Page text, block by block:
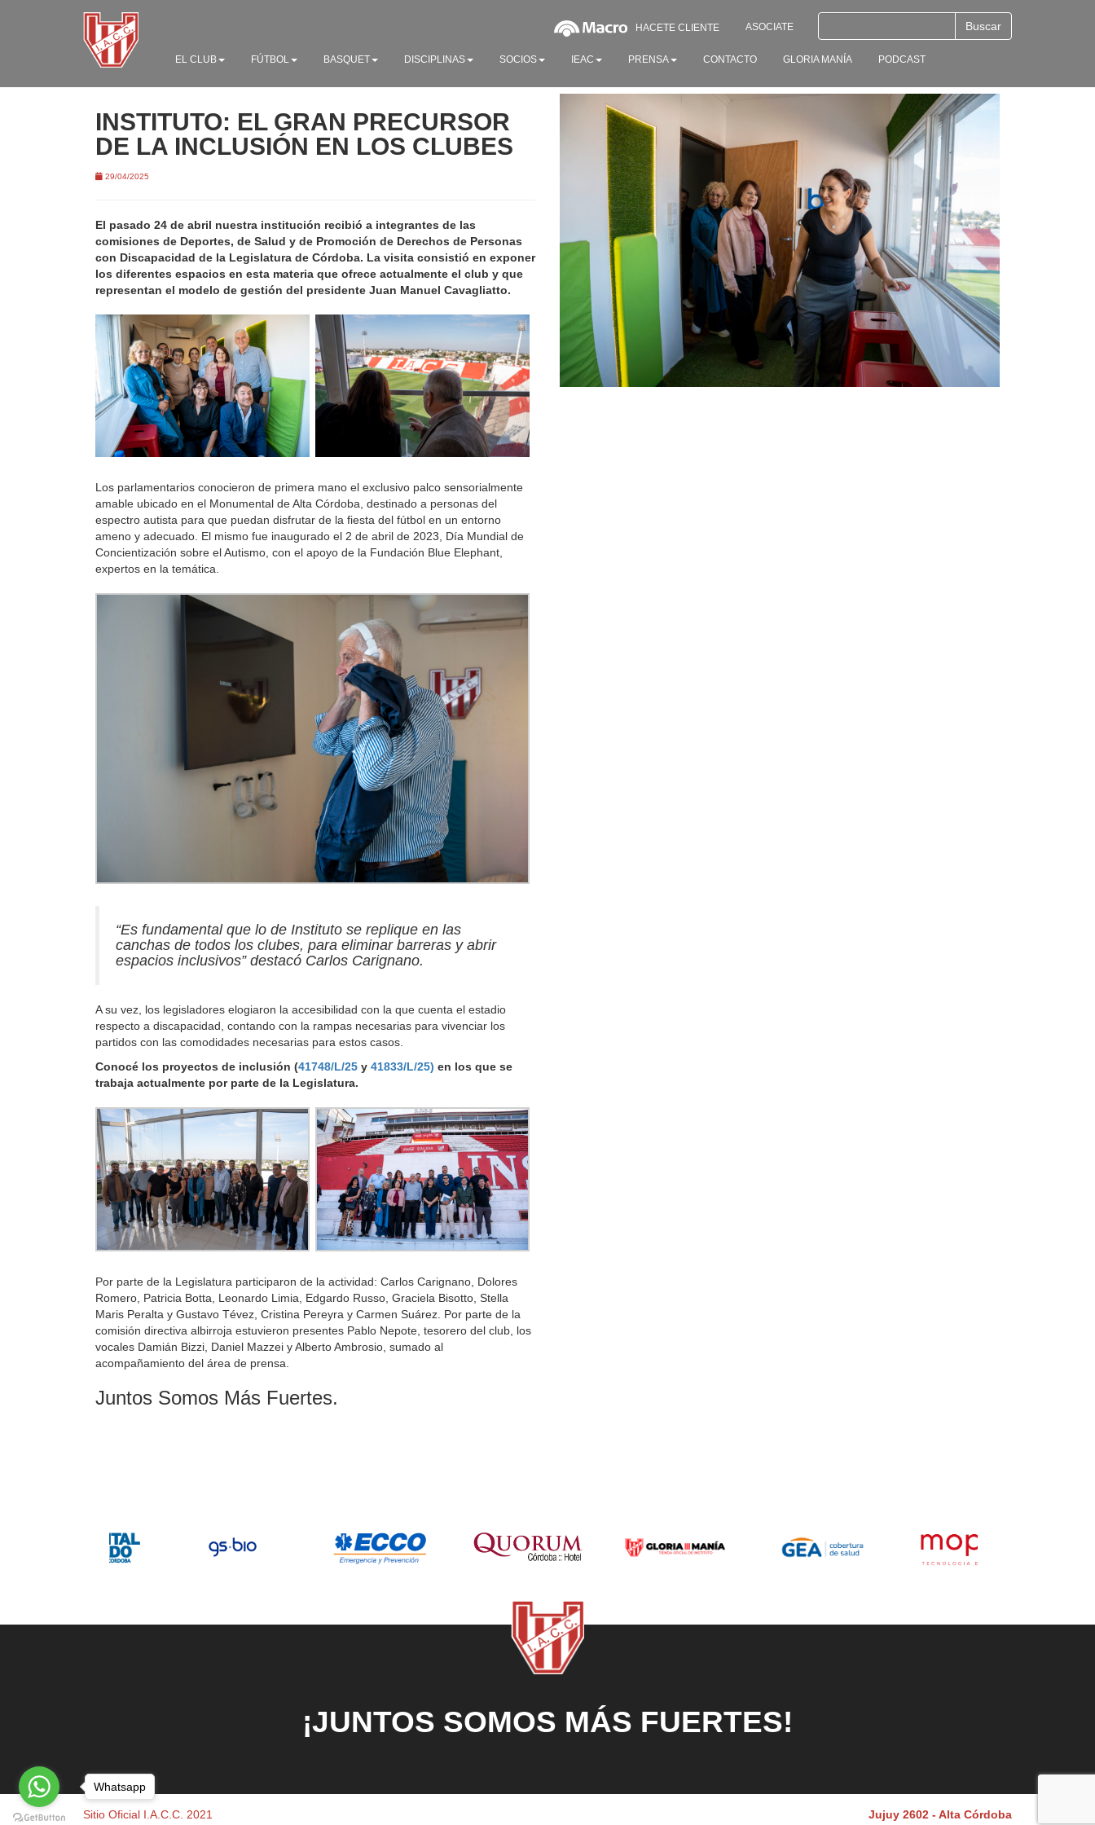
HACETE CLIENTE ASOCIATE
EL CLUB FÚTBOL BASQUET DISCIPLINAS SOCIOS IEAC PRENSA CONTACTO GLORIA MANÍA PODCAST
INSTITUTO: EL GRAN PRECURSOR
DE LA INCLUSIÓN EN LOS CLUBES
29/04/2025
El pasado 24 de abril nuestra institución recibió a integrantes de las
comisiones de Deportes, de Salud y de Promoción de Derechos de Personas
con Discapacidad de la Legislatura de Córdoba. La visita consistió en exponer
los diferentes espacios en esta materia que ofrece actualmente el club y que
representan el modelo de gestión del presidente Juan Manuel Cavagliatto.
Los parlamentarios conocieron de primera mano el exclusivo palco sensorialmente
amable ubicado en el Monumental de Alta Córdoba, destinado a personas del
espectro autista para que puedan disfrutar de la fiesta del fútbol en un entorno
ameno y adecuado. El mismo fue inaugurado el 2 de abril de 2023, Día Mundial de
Concientización sobre el Autismo, con el apoyo de la Fundación Blue Elephant,
expertos en la temática.
“Es fundamental que lo de Instituto se replique en las
canchas de todos los clubes, para eliminar barreras y abrir
espacios inclusivos” destacó Carlos Carignano.
A su vez, los legisladores elogiaron la accesibilidad con la que cuenta el estadio
respecto a discapacidad, contando con la rampas necesarias para vivenciar los
partidos con las comodidades necesarias para estos casos.
Conocé los proyectos de inclusión (41748/L/25 y 41833/L/25) en los que se
trabaja actualmente por parte de la Legislatura.
Por parte de la Legislatura participaron de la actividad: Carlos Carignano, Dolores
Romero, Patricia Botta, Leonardo Limia, Edgardo Russo, Graciela Bisotto, Stella
Maris Peralta y Gustavo Tévez, Cristina Pereyra y Carmen Suárez. Por parte de la
comisión directiva albirroja estuvieron presentes Pablo Nepote, tesorero del club, los
vocales Damián Bizzi, Daniel Mazzei y Alberto Ambrosio, sumado al
acompañamiento del área de prensa.
Juntos Somos Más Fuertes.
¡JUNTOS SOMOS MÁS FUERTES!
Sitio Oficial I.A.C.C. 2021 Jujuy 2602 - Alta Córdoba
Whatsapp